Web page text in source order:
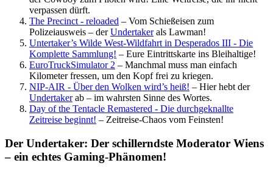
verpassen dürft.
The Precinct - reloaded – Vom Schießeisen zum
Polizeiausweis – derUndertakerals Lawman!
Untertaker’s Wilde West-Wildfahrt in Desperados III - Die
Komplette Sammlung! – Eure Eintrittskarte ins Bleihaltige!
EuroTruckSimulator 2 – Manchmal muss man einfach
Kilometer fressen, um den Kopf frei zu kriegen.
NIP-AIR - Über den Wolken wird’s heiß! – Hier hebt der
Undertakerab – im wahrsten Sinne des Wortes.
Day of the Tentacle Remastered - Die durchgeknallte
Zeitreise beginnt! – Zeitreise-Chaos vom Feinsten!
Der Undertaker: Der schillerndste Moderator Wiens
– ein echtes Gaming-Phänomen!